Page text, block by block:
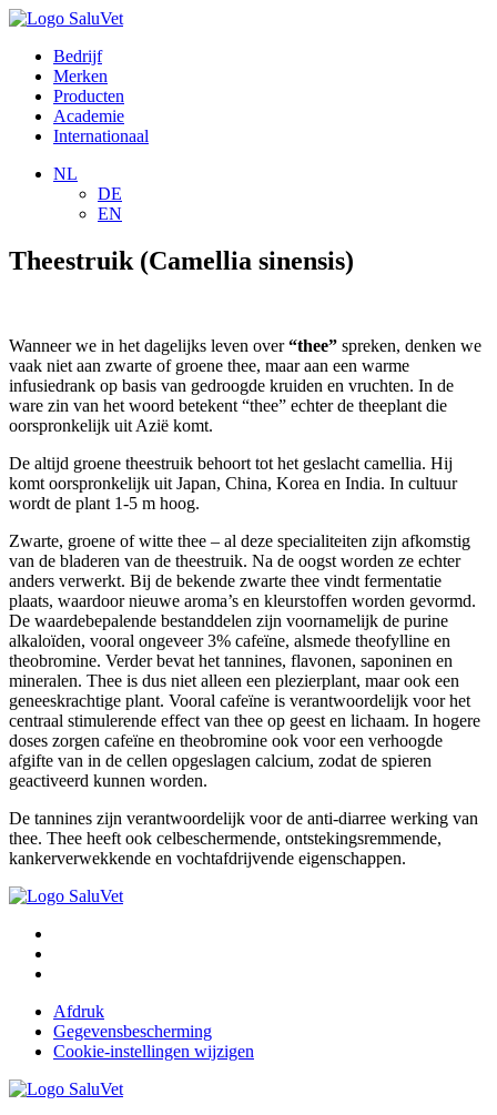
Bedrijf
Merken
Producten
Academie
Internationaal
NL
DE
EN
Theestruik (Camellia sinensis)
Wanneer we in het dagelijks leven over“thee” spreken, denken we
vaak niet aan zwarte of groene thee, maar aan een warme
infusiedrank op basis van gedroogde kruiden en vruchten. In de
ware zin van het woord betekent “thee” echter de theeplant die
oorspronkelijk uit Azië komt.
De altijd groene theestruik behoort tot het geslacht camellia. Hij
komt oorspronkelijk uit Japan, China, Korea en India. In cultuur
wordt de plant 1-5 m hoog.
Zwarte, groene of witte thee – al deze specialiteiten zijn afkomstig
van de bladeren van de theestruik. Na de oogst worden ze echter
anders verwerkt. Bij de bekende zwarte thee vindt fermentatie
plaats, waardoor nieuwe aroma’s en kleurstoffen worden gevormd.
De waardebepalende bestanddelen zijn voornamelijk de purine
alkaloïden, vooral ongeveer 3% cafeïne, alsmede theofylline en
theobromine. Verder bevat het tannines, flavonen, saponinen en
mineralen. Thee is dus niet alleen een plezierplant, maar ook een
geneeskrachtige plant. Vooral cafeïne is verantwoordelijk voor het
centraal stimulerende effect van thee op geest en lichaam. In hogere
doses zorgen cafeïne en theobromine ook voor een verhoogde
afgifte van in de cellen opgeslagen calcium, zodat de spieren
geactiveerd kunnen worden.
De tannines zijn verantwoordelijk voor de anti-diarree werking van
thee. Thee heeft ook celbeschermende, ontstekingsremmende,
kankerverwekkende en vochtafdrijvende eigenschappen.
Afdruk
Gegevensbescherming
Cookie-instellingen wijzigen